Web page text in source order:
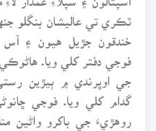
ٽڪري تي عاليشان بنگلو
خندقون جڙيل هيون ۽
فوجي دفتر کلي ويا.
جي اوڀرندي ۾ ٻيڙين
گدام کلي ويا. فوجي
روهڙيءَ جي باکرو واڻين